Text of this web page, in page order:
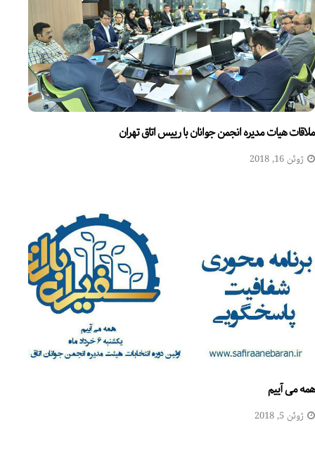
ملاقات هیات مدیره انجمن جوانان با رییس اتاق تهران
ژوئن 16, 2018
همه می آییم
ژوئن 5, 2018